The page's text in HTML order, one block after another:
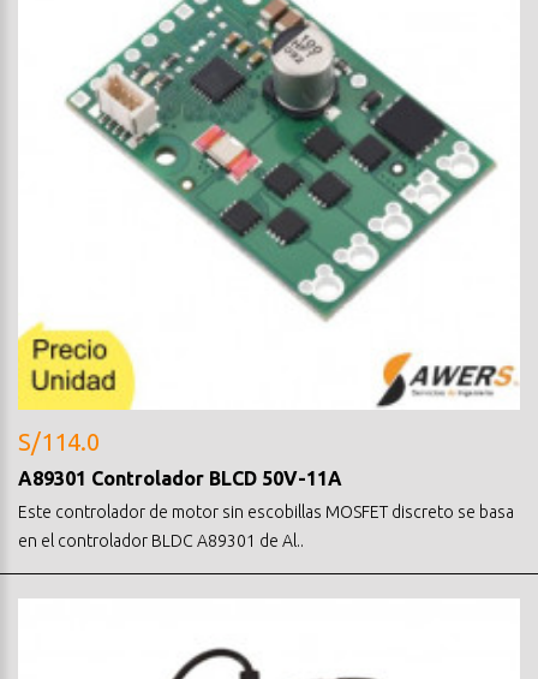
S/114.0
A89301 Controlador BLCD 50V-11A
Este controlador de motor sin escobillas MOSFET discreto se basa
en el controlador BLDC A89301 de Al..